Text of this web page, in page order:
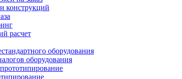
конструкций
расчет
оборудования
оборудования